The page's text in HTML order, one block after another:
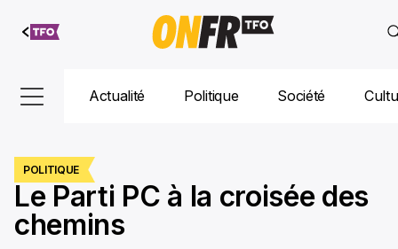
Aller au
contenu
Actualité Politique Société
POLITIQUE
Le Parti PC à la croisée des
chemins